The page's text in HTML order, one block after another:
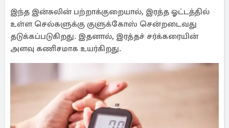
இந்த இன்சுலின் பற்றாக்குறையால், இரத்த ஓட்டத்தில்
உள்ள செல்களுக்கு குளுக்கோஸ் சென்றடைவது
தடுக்கப்படுகிறது. இதனால், இரத்தச் சர்க்கரையின்
அளவு கணிசமாக உயர்கிறது.